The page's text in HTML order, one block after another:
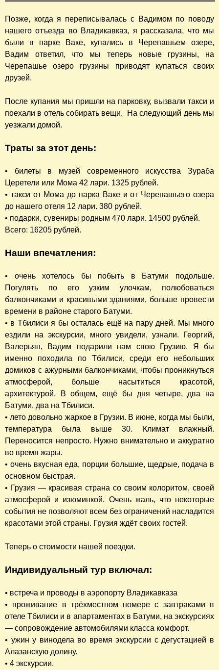
Позже, когда я переписывалась с Вадимом по поводу
нашего отъезда во Владикавказ, я рассказала, что мы
были в парке Ваке, купались в Черепашьем озере,
Вадим ответил, что мы теперь новые грузины, на
Черепашье озеро грузины приводят купаться своих
друзей.
После купания мы пришли на парковку, вызвали такси и
поехали в отель собирать вещи. На следующий день мы
уезжали домой.
Траты за этот день:
• билеты в музей современного искусства Зураба
Церетели или Мома 42 лари. 1325 рублей.
• такси от Мома до парка Ваке и от Черепашьего озера
до нашего отеля 12 лари. 380 рублей.
• подарки, сувениры родным 470 лари. 14500 рублей.
Всего: 16205 рублей.
Наши впечатления:
• очень хотелось бы побыть в Батуми подольше.
Погулять по его узким улочкам, полюбоваться
балкончиками и красивыми зданиями, больше провести
времени в районе старого Батуми.
• в Тбилиси я бы осталась ещё на пару дней. Мы много
ездили на экскурсии, много увидели, узнали. Георгий,
Валерьян, Вадим подарили нам свою Грузию. Я бы
именно походила по Тбилиси, среди его небольших
домиков с ажурными балкончиками, чтобы проникнуться
атмосферой, больше насытиться красотой,
архитектурой. В общем, ещё бы дня четыре, два на
Батуми, два на Тбилиси.
• лето довольно жаркое в Грузии. В июне, когда мы были,
температура была выше 30. Климат влажный.
Переносится непросто. Нужно внимательно и аккуратно
во время жары.
• очень вкусная еда, порции большие, щедрые, подача в
основном быстрая.
• Грузия — красивая страна со своим колоритом, своей
атмосферой и изюминкой. Очень жаль, что некоторые
события не позволяют всем без ограничений насладится
красотами этой страны. Грузия ждёт своих гостей.
Теперь о стоимости нашей поездки.
Индивидуальный тур включал:
• встреча и проводы в аэропорту Владикавказа
• проживание в трёхместном номере с завтраками в
отеле Тбилиси и в апартаментах в Батуми, на экскурсиях
— сопровождение автомобилями класса комфорт.
• ужин у винодела во время экскурсии с дегустацией в
Алазанскую долину.
• 4 экскурсии.